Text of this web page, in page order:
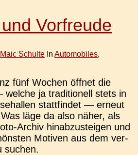
Vorfreude
Maic Schulte In Automobiles,
fünf Wochen öffnet die
welche ja tra­di­tio­nell stets in
statt­fin­det — erneut
läge da also näher, als
Archiv hin­ab­zu­stei­gen und
Moti­ven aus dem ver­
suchen.